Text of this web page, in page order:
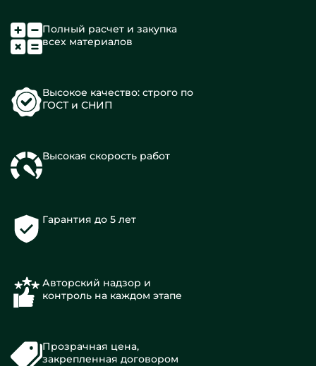
Полный расчет и закупка
всех материалов
Высокое качество: строго по
ГОСТ и СНИП
Высокая скорость работ
Гарантия до 5 лет
Авторский надзор и
контроль на каждом этапе
Прозрачная цена,
закрепленная договором